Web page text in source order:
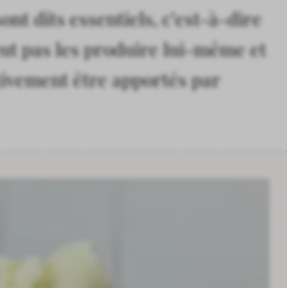
dits essentiels, c’est-à-dire
pas les produire lui-même et
être apportés par